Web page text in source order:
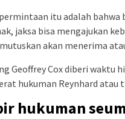
itu adalah bahwa
jaksa bisa mengajukan
akan menerima
Geoffrey Cox diberi waktu
hukuman Reynhard atau
hukuman